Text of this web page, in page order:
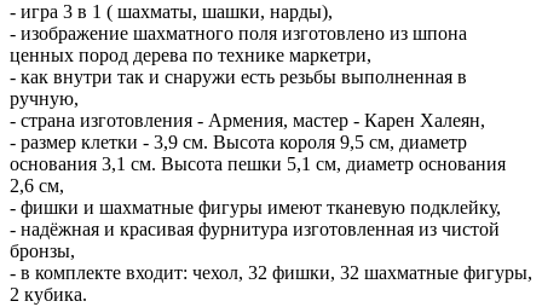
- игра 3 в 1 ( шахматы, шашки, нарды),
- изображение шахматного поля изготовлено из шпона
ценных пород дерева по технике маркетри,
- как внутри так и снаружи есть резьбы выполненная в
ручную,
- страна изготовления - Армения, мастер - Карен Халеян,
- размер клетки - 3,9 см. Высота короля 9,5 см, диаметр
основания 3,1 см. Высота пешки 5,1 см, диаметр основания
2,6 см,
- фишки и шахматные фигуры имеют тканевую подклейку,
- надёжная и красивая фурнитура изготовленная из чистой
бронзы,
- в комплекте входит: чехол, 32 фишки, 32 шахматные фигуры,
2 кубика.